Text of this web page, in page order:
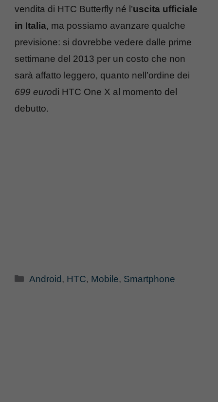
vendita di HTC Butterfly né l’uscita ufficiale
in Italia, ma possiamo avanzare qualche
previsione: si dovrebbe vedere dalle prime
settimane del 2013 per un costo che non
sarà affatto leggero, quanto nell’ordine dei
699 eurodi HTC One X al momento del
debutto.
Categorie
Android , HTC, Mobile, Smartphone